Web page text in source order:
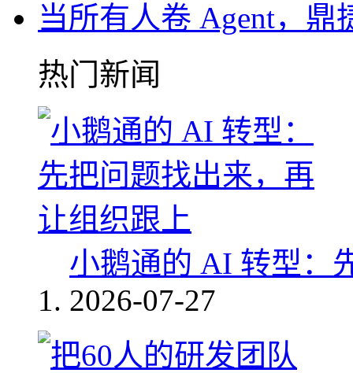
当所有人卷 Agent，
热门新闻
小鹅通的 AI 转型：
2026-07-27